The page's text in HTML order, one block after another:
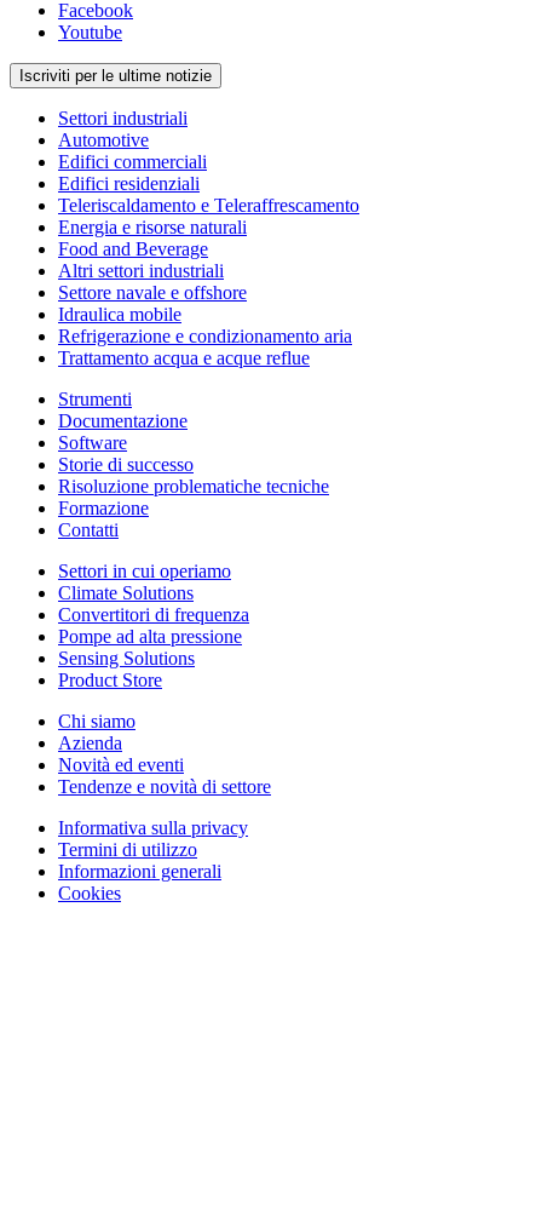
Facebook
Youtube
Iscriviti per le ultime notizie
Settori industriali
Automotive
Edifici commerciali
Edifici residenziali
Teleriscaldamento e Teleraffrescamento
Energia e risorse naturali
Food and Beverage
Altri settori industriali
Settore navale e offshore
Idraulica mobile
Refrigerazione e condizionamento aria
Trattamento acqua e acque reflue
Strumenti
Documentazione
Software
Storie di successo
Risoluzione problematiche tecniche
Formazione
Contatti
Settori in cui operiamo
Climate Solutions
Convertitori di frequenza
Pompe ad alta pressione
Sensing Solutions
Product Store
Chi siamo
Azienda
Novità ed eventi
Tendenze e novità di settore
Informativa sulla privacy
Termini di utilizzo
Informazioni generali
Cookies